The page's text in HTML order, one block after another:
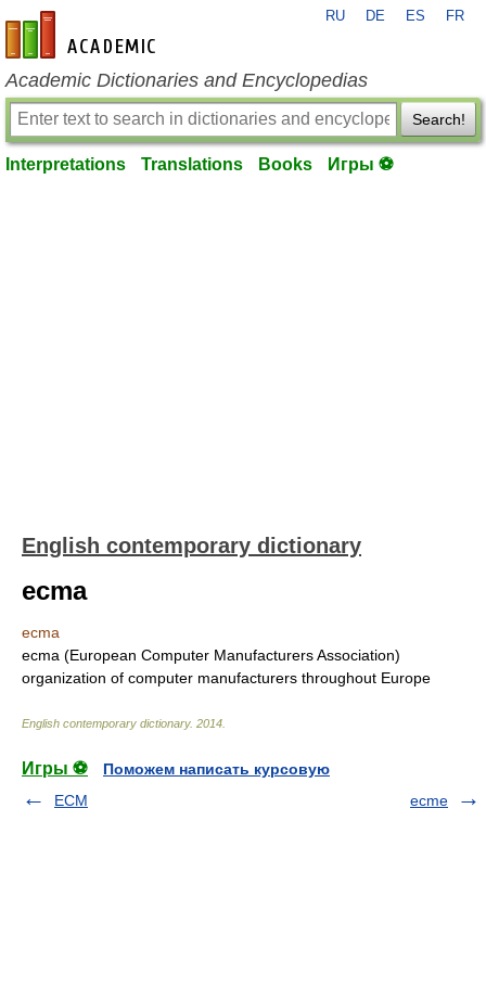
en-academic.com
RU DE ES FR
Academic Dictionaries and Encyclopedias
Search!
Interpretations Translations Books Игры ⚽
English contemporary dictionary
ecma
ecma
ecma (European Computer Manufacturers Association)
organization of computer manufacturers throughout Europe
English contemporary dictionary. 2014
Игры ⚽
Поможем написать курсовую
ECM
ecme